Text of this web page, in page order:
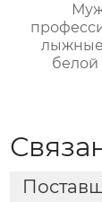
белой